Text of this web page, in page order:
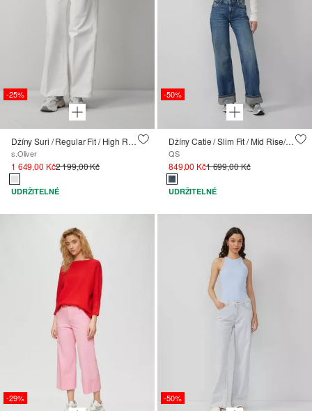
-25%
Džíny Suri / Regular Fit / High Rise / Wide Leg
s.Oliver
1 649,00 Kč2 199,00 Kč
UDRŽITELNÉ
-50%
Džíny Catie / Slim Fit / Mid Rise/ Wide Leg / s ohrnutým lemem
QS
849,00 Kč1 699,00 Kč
UDRŽITELNÉ
-29% -50%